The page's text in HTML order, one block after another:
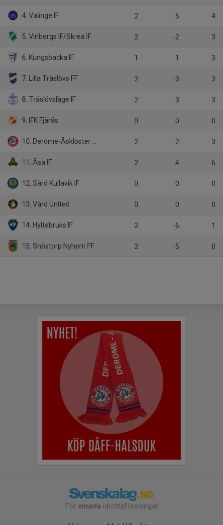
4. Valinge IF 2 6 4
5. Vinbergs IF/Skrea IF 2 -2 3
6. Kungsbacka IF 1 1 3
7. Lilla Träslövs FF 2 -3 3
8. Träslövsläge IF 2 3 3
9. IFK Fjärås 0 0 0
10. Derome-Åskloster FF 2 2 3
11. Åsa IF 2 4 6
12. Särö Kullavik IF 0 0 0
13. Värö United 0 0 0
14. Hyltebruks IF 2 -6 1
15. Snöstorp Nyhem FF 2 -5 0
För smarta idrottsföreningar